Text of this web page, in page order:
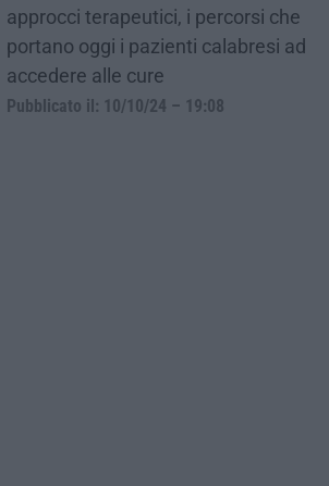
approcci terapeutici, i percorsi che
portano oggi i pazienti calabresi ad
accedere alle cure
Pubblicato il: 10/10/24 – 19:08